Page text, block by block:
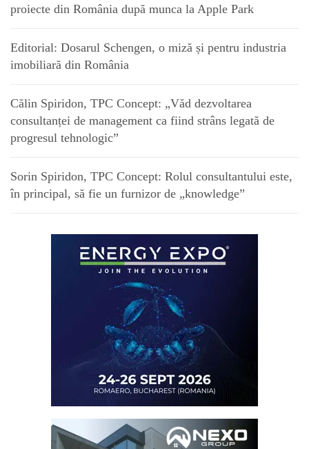
proiecte din România după munca la Apple Park
Editorial: Dosarul Schengen, o miză și pentru industria
imobiliară din România
Călin Spiridon, TPC Concept: „Văd dezvoltarea
consultanței de management ca fiind strâns legată de
progresul tehnologic”
Sorin Spiridon, TPC Concept: Rolul consultantului este,
în principal, să fie un furnizor de „knowledge”